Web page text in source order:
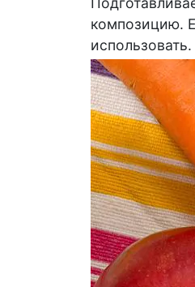
композицию.
использовать.